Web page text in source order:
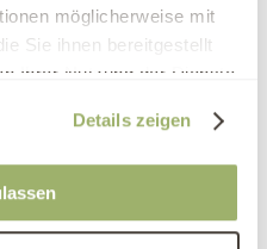
möglicherweise mit
Sie ihnen bereitgestellt
Ihrer Nutzung der Dienste
Details zeigen